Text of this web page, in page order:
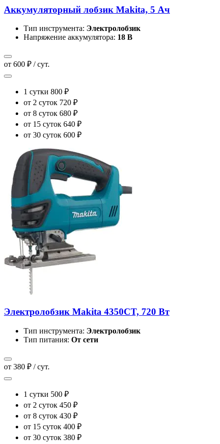
Аккумуляторный лобзик Makita, 5 Ач
Тип инструмента: Электролобзик
Напряжение аккумулятора: 18 В
от 600 ₽ / сут.
1 сутки 800 ₽
от 2 суток 720 ₽
от 8 суток 680 ₽
от 15 суток 640 ₽
от 30 суток 600 ₽
Электролобзик Makita 4350CT, 720 Вт
Тип инструмента: Электролобзик
Тип питания: От сети
от 380 ₽ / сут.
1 сутки 500 ₽
от 2 суток 450 ₽
от 8 суток 430 ₽
от 15 суток 400 ₽
от 30 суток 380 ₽